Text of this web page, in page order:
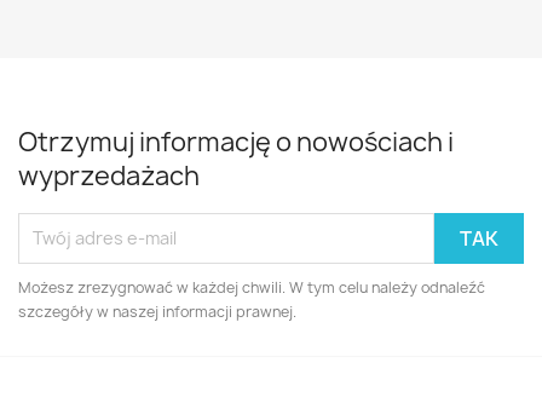
Otrzymuj informację o nowościach i
wyprzedażach
Możesz zrezygnować w każdej chwili. W tym celu należy odnaleźć
szczegóły w naszej informacji prawnej.